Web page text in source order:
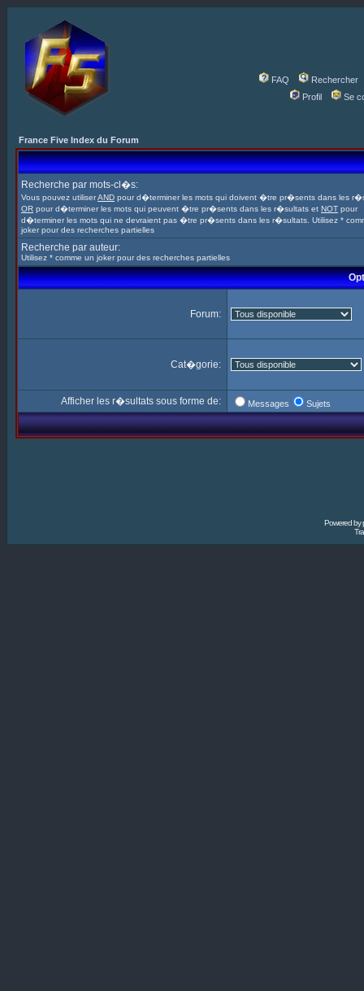
FAQ
Rechercher
Profil
Se
France Five Index du Forum
Recherche par mots-cl�s:
Vous pouvez utiliserAND pour d�terminer les mots qui doivent �tre pr�sents dans les
OR pour d�terminer les mots qui peuvent �tre pr�sents dans les r�sultats et NOT pour
d�terminer les mots qui ne devraient pas �tre pr�sents dans les r�sultats. Utilisez *
joker pour des recherches partielles
Recherche par auteur:
Utilisez * comme un joker pour des recherches partielles
Forum:
Cat�gorie:
Afficher les r�sultats sous forme de: Messages Sujets
Powered by